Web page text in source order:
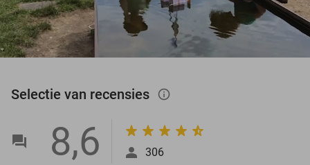
Selectie van recensies info_outlined
8,6 306